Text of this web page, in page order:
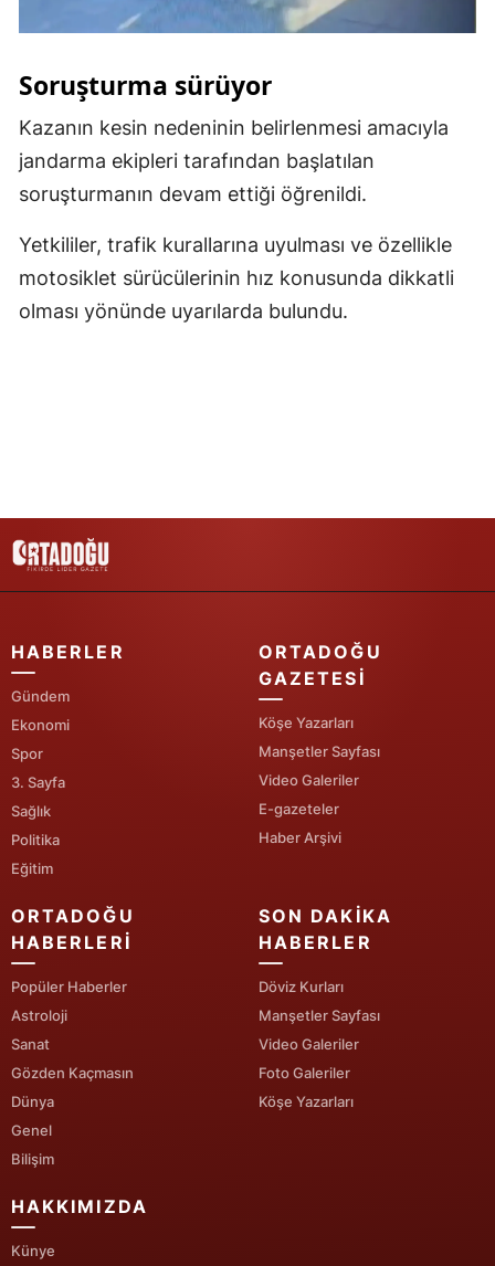
Düzce
Soruşturma sürüyor
Kazanın kesin nedeninin belirlenmesi amacıyla
jandarma ekipleri tarafından başlatılan
soruşturmanın devam ettiği öğrenildi.
Yetkililer, trafik kurallarına uyulması ve özellikle
motosiklet sürücülerinin hız konusunda dikkatli
olması yönünde uyarılarda bulundu.
HABERLER
Gündem
Ekonomi
Spor
3. Sayfa
Sağlık
Politika
Eğitim
ORTADOĞU
GAZETESI
Köşe Yazarları
Manşetler Sayfası
Video Galeriler
E-gazeteler
Haber Arşivi
ORTADOĞU
HABERLERI
Popüler Haberler
Astroloji
Sanat
Gözden Kaçmasın
Dünya
Genel
Bilişim
SON DAKIKA
HABERLER
Döviz Kurları
Manşetler Sayfası
Video Galeriler
Foto Galeriler
Köşe Yazarları
HAKKIMIZDA
Künye